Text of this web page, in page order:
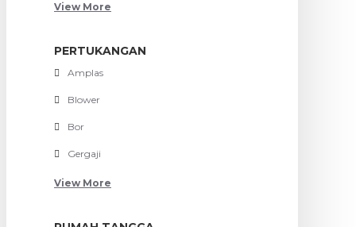
View More
PERTUKANGAN
Amplas
Blower
Bor
Gergaji
View More